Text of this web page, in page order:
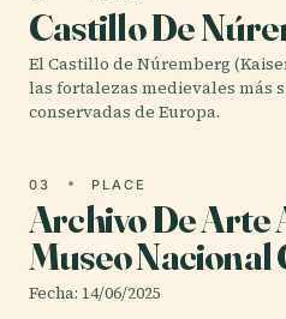
Castillo De
El Castillo de Núremberg
las fortalezas medievales más
conservadas de Europa.
03 PLACE
Archivo De Arte
Museo
Fecha: 14/06/2025